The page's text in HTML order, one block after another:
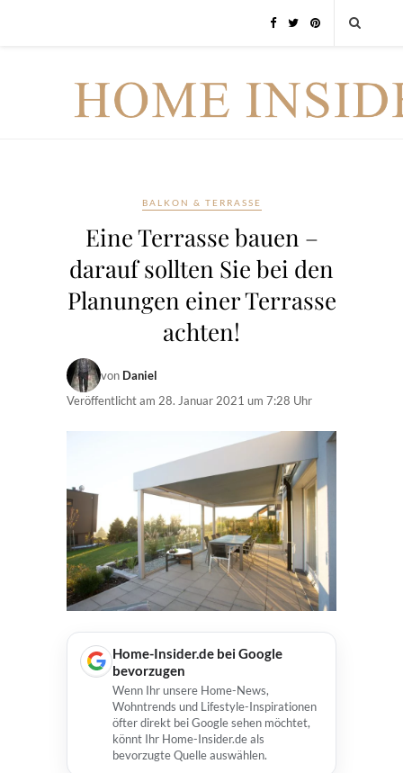
BALKON & TERRASSE
Eine Terrasse bauen –
darauf sollten Sie bei den
Planungen einer Terrasse
achten!
von Daniel
Veröffentlicht am 28. Januar 2021 um 7:28 Uhr
Home-Insider.de bei Google
bevorzugen
Wenn Ihr unsere Home-News,
Wohntrends und Lifestyle-Inspirationen
öfter direkt bei Google sehen möchtet,
könnt Ihr Home-Insider.de als
bevorzugte Quelle auswählen.